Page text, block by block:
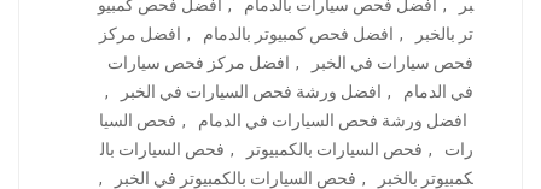
بر , افضل فحص سيارات بالدمام ,
افضل فحص كمبيو
تر بالخبر
, افضل فحص كمبيوتر بالدمام , افضل مركز
فحص سيارات في الخبر
, افضل مركز فحص سيارات
في الدمام
, افضل ورشة فحص السيارات في الخبر
,
افضل ورشة فحص السيارات في الدمام
, فحص السيا
رات
, فحص السيارات بالكمبيوتر , فحص السيارات بال
كمبيوتر بالخبر
, فحص السيارات بالكمبيوتر في الخبر
,